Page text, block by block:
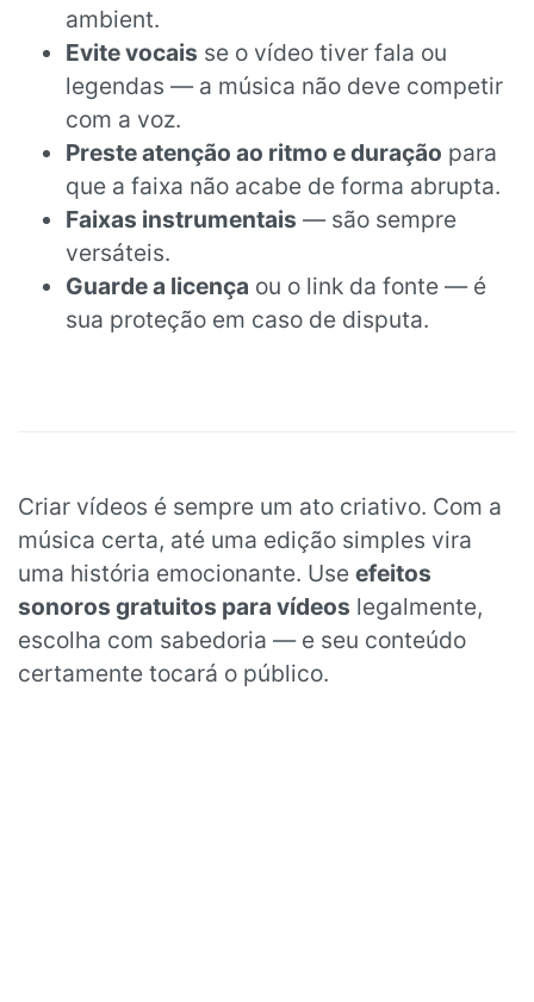
ambient.
Evite vocais se o vídeo tiver fala ou
legendas — a música não deve competir
com a voz.
Preste atenção ao ritmo e duração para
que a faixa não acabe de forma abrupta.
Faixas instrumentais — são sempre
versáteis.
Guarde a licença ou o link da fonte — é
sua proteção em caso de disputa.
Criar vídeos é sempre um ato criativo. Com a
música certa, até uma edição simples vira
uma história emocionante. Use efeitos
sonoros gratuitos para vídeos legalmente,
escolha com sabedoria — e seu conteúdo
certamente tocará o público.